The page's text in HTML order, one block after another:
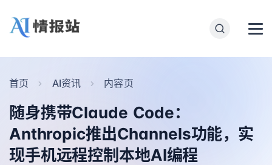
首页 AI资讯 内容页
随身携带Claude Code：
Anthropic推出Channels功能，实
现手机远程控制本地AI编程